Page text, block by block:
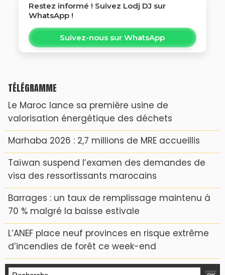
Restez informé ! Suivez Lodj DJ sur
WhatsApp !
Suivez-nous sur WhatsApp
TÉLÉGRAMME
Le Maroc lance sa première usine de
valorisation énergétique des déchets
Marhaba 2026 : 2,7 millions de MRE accueillis
Taïwan suspend l’examen des demandes de
visa des ressortissants marocains
Barrages : un taux de remplissage maintenu à
70 % malgré la baisse estivale
L’ANEF place neuf provinces en risque extrême
d’incendies de forêt ce week-end